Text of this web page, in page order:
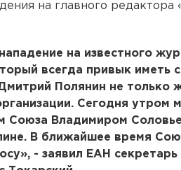
на главного редактора
на известного
всегда привык иметь
Полянин не только
Сегодня утром
Союза Владимиром
В ближайшее время
- заявил ЕАН